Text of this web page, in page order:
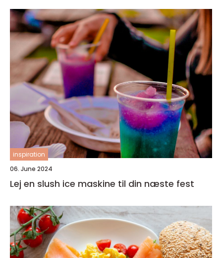
inspiration
06. June 2024
Lej en slush ice maskine til din næste fest